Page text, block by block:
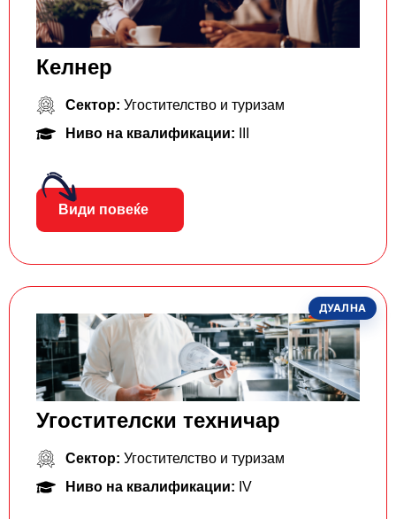
Келнер
Сектор: Угостителство и туризам
Ниво на квалификации:
Види повеќе
ДУАЛНА
Угостителски техничар
Сектор: Угостителство и туризам
Ниво на квалификации: IV